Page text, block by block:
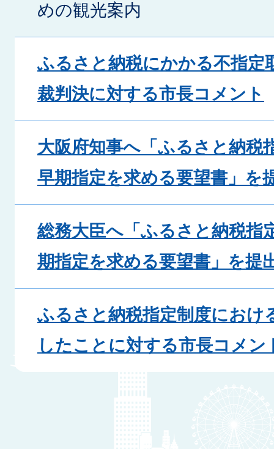
めの観光案内
ふるさと納税にかかる不指定
裁判決に対する市長コメント
大阪府知事へ「ふるさと納税
早期指定を求める要望書」を
総務大臣へ「ふるさと納税指
期指定を求める要望書」を提
ふるさと納税指定制度におけ
したことに対する市長コメン